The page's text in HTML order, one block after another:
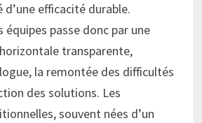
efficacité durable.
équipes passe donc par une
transparente,
la remontée des difficultés
des solutions. Les
souvent nées d’un